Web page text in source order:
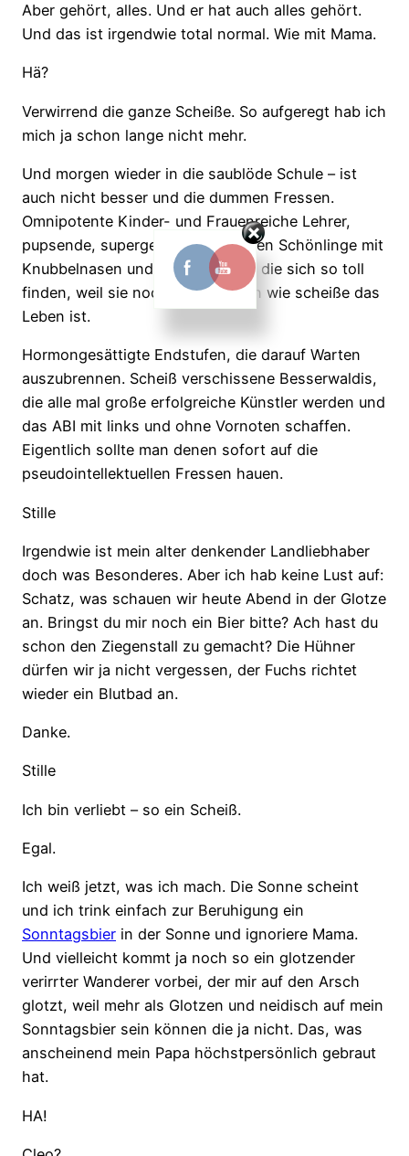
Aber gehört, alles. Und er hat auch alles gehört.
Und das ist irgendwie total normal. Wie mit Mama.
Hä?
Verwirrend die ganze Scheiße. So aufgeregt hab ich
mich ja schon lange nicht mehr.
Und morgen wieder in die saublöde Schule – ist
auch nicht besser und die dummen Fressen.
Omnipotente Kinder- und Frauenreiche Lehrer,
pupsende, supergeile Labertaschen Schönlinge mit
Knubbelnasen und Pickelfressen, die sich so toll
finden, weil sie noch nicht wissen wie scheiße das
Leben ist.
Hormongesättigte Endstufen, die darauf Warten
auszubrennen. Scheiß verschissene Besserwaldis,
die alle mal große erfolgreiche Künstler werden und
das ABI mit links und ohne Vornoten schaffen.
Eigentlich sollte man denen sofort auf die
pseudointellektuellen Fressen hauen.
Stille
Irgendwie ist mein alter denkender Landliebhaber
doch was Besonderes. Aber ich hab keine Lust auf:
Schatz, was schauen wir heute Abend in der Glotze
an. Bringst du mir noch ein Bier bitte? Ach hast du
schon den Ziegenstall zu gemacht? Die Hühner
dürfen wir ja nicht vergessen, der Fuchs richtet
wieder ein Blutbad an.
Danke.
Stille
Ich bin verliebt – so ein Scheiß.
Egal.
Ich weiß jetzt, was ich mach. Die Sonne scheint
und ich trink einfach zur Beruhigung ein
Sonntagsbier in der Sonne und ignoriere Mama.
Und vielleicht kommt ja noch so ein glotzender
verirrter Wanderer vorbei, der mir auf den Arsch
glotzt, weil mehr als Glotzen und neidisch auf mein
Sonntagsbier sein können die ja nicht. Das, was
anscheinend mein Papa höchstpersönlich gebraut
hat.
HA!